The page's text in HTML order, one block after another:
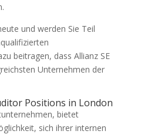
und werden Sie Teil
beitragen, dass Allianz SE
Unternehmen der
Positions in London
bietet
sich ihrer internen